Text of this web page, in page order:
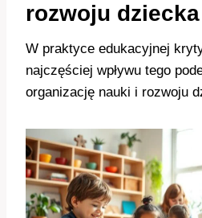
rozwoju dziecka
W praktyce edukacyjnej
najczęściej wpływu tego
organizację nauki i rozwoju